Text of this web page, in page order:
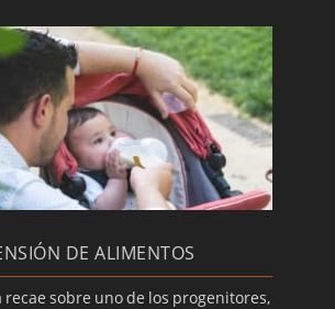
DE ALIMENTOS
recae sobre uno de los progenitores,